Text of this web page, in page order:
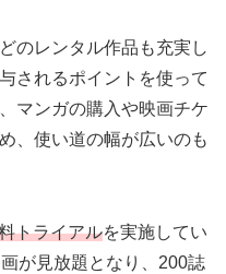
のレンタル作品も充実し
されるポイントを使って
マンガの購入や映画チケ
、使い道の幅が広いのも
トライアルを実施してい
が見放題となり、200誌